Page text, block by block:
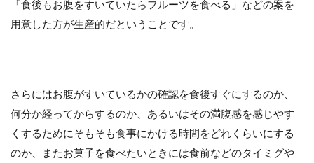
「食後もお腹をすいていたらフルーツを食べる」などの案を
用意した方が生産的だということです。
さらにはお腹がすいているかの確認を食後すぐにするのか、
何分か経ってからするのか、あるいはその満腹感を感じやす
くするためにそもそも食事にかける時間をどれくらいにする
のか、またお菓子を食べたいときには食前などのタイミグや